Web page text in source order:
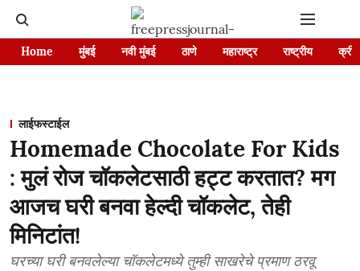
Home मुंबई नवी मुंबई ठाणे महाराष्ट्र राष्ट्रीय
लाईफस्टाईल
Homemade Chocolate For Kids
: मुलं रोज चॉकलेटसाठी हट्ट करतात? मग
आजच घरी बनवा हेल्दी चॉकलेट, तेही
मिनिटांत!
घरच्या घरी बनवलेल्या चॉकलेटमध्ये तुम्ही साखरेचे प्रमाण ठरवू